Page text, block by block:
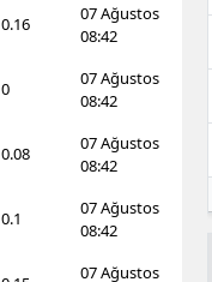
0.16
07 Ağustos
08:42
0
07 Ağustos
08:42
0.08
07 Ağustos
08:42
0.1
07 Ağustos
08:42
07 Ağustos